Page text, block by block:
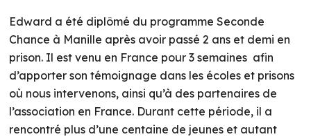
Edward a été diplômé du programme Seconde
Chance à Manille après avoir passé 2 ans et demi en
prison. Il est venu en France pour 3 semaines afin
d’apporter son témoignage dans les écoles et prisons
où nous intervenons, ainsi qu’à des partenaires de
l’association en France. Durant cette période, il a
rencontré plus d’une centaine de jeunes et autant